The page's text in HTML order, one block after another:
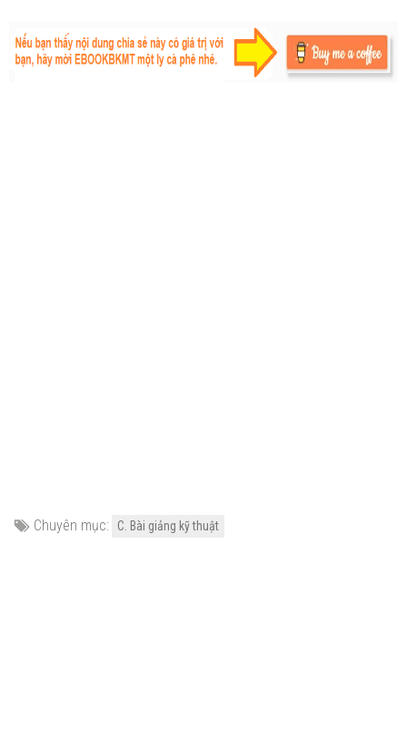
Chuyên mục: C. Bài giảng kỹ thuật